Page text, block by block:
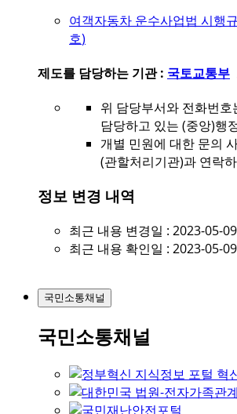
여객자동차 운수사업법 시행
호)
제도를 담당하는 기관 : 국토교통부
위 담당부서와 전화번
담당하고 있는 (중앙)행
개별 민원에 대한 문의
(관할처리기관)과 연락
정보 변경 내역
최근 내용 변경일 : 2023-05-09
최근 내용 확인일 : 2023-05-09
국민소통채널
국민소통채널